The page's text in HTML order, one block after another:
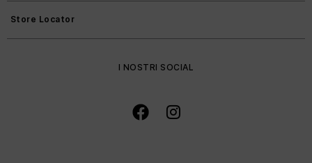
Store Locator
I NOSTRI SOCIAL